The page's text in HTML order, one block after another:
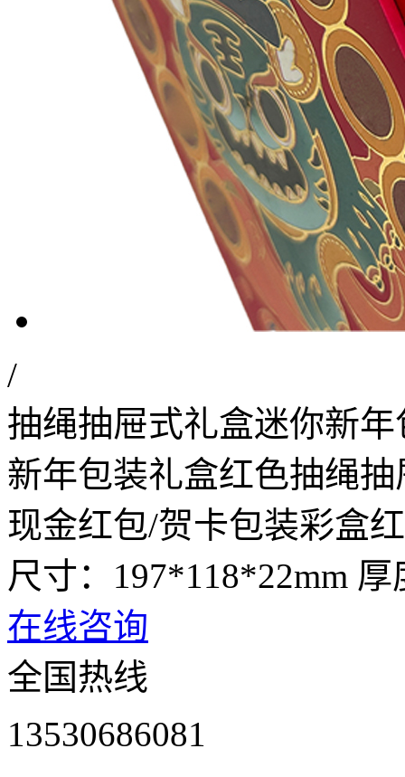
/
抽绳抽屉式礼盒迷你新年
新年包装礼盒红色抽绳
现金红包/贺卡包装彩盒
尺寸：197*118*22mm 厚
在线咨询
全国热线
13530686081